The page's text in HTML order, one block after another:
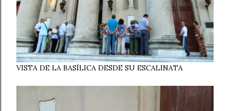
VISTA DE LA BASÍLICA DESDE SU ESCALINATA